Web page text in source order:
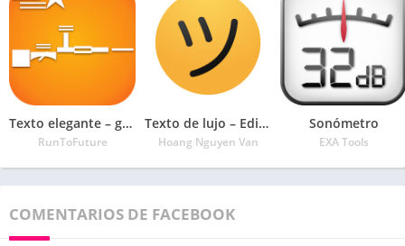
Texto elegante – generador de fuentes geniales
RunToFuture
Texto de lujo – Editor de apodos con símbolos
Hoang Nguyen Van
Sonómetro
EXA Tools
COMENTARIOS DE FACEBOOK